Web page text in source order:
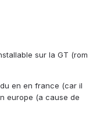
sur la GT (rom
en en france (car il
europe (a cause de